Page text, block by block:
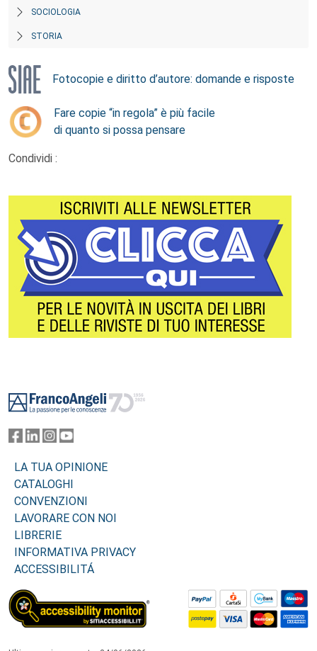
SOCIOLOGIA
STORIA
Fotocopie e diritto d’autore: domande e risposte
Fare copie “in regola” è più facile
di quanto si possa pensare
Condividi :
LA TUA OPINIONE
CATALOGHI
CONVENZIONI
LAVORARE CON NOI
LIBRERIE
INFORMATIVA PRIVACY
ACCESSIBILITÁ